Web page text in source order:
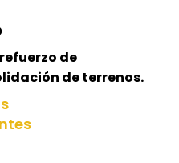
refuerzo de
de terrenos.